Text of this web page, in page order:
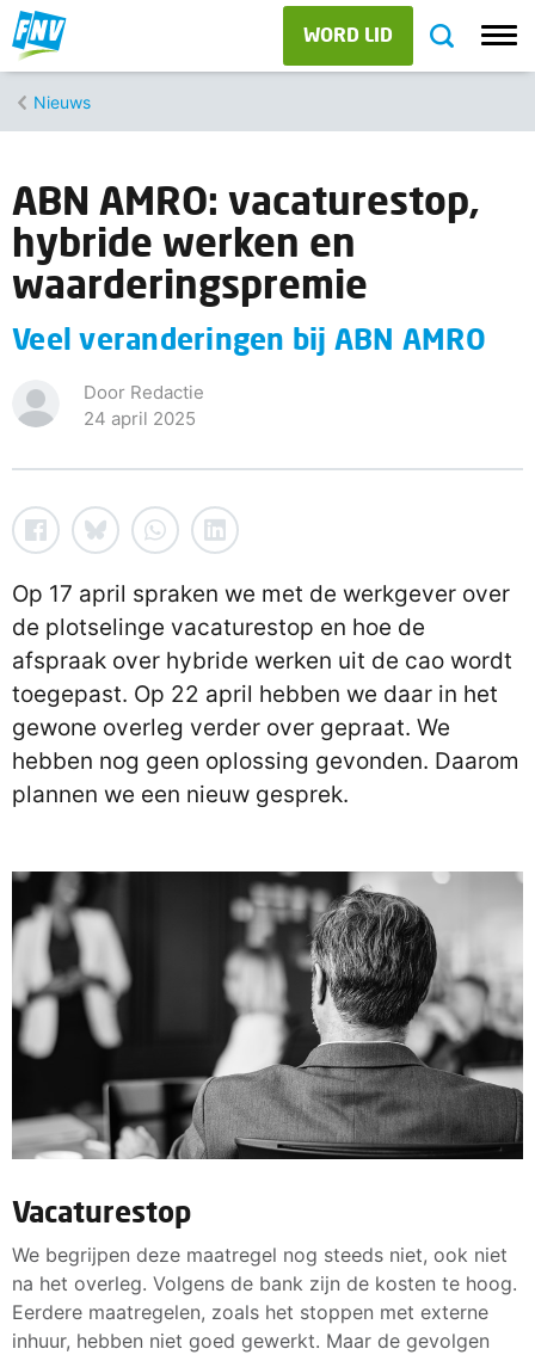
WORD LID
Nieuws
ABN AMRO: vacaturestop,
hybride werken en
waarderingspremie
Veel veranderingen bij ABN AMRO
Door Redactie
24 april 2025
Op 17 april spraken we met de werkgever over
de plotselinge vacaturestop en hoe de
afspraak over hybride werken uit de cao wordt
toegepast. Op 22 april hebben we daar in het
gewone overleg verder over gepraat. We
hebben nog geen oplossing gevonden. Daarom
plannen we een nieuw gesprek.
Vacaturestop
We begrijpen deze maatregel nog steeds niet, ook niet
na het overleg. Volgens de bank zijn de kosten te hoog.
Eerdere maatregelen, zoals het stoppen met externe
inhuur, hebben niet goed gewerkt. Maar de gevolgen